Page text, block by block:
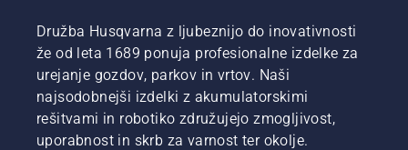
Družba Husqvarna z ljubeznijo do inovativnosti
že od leta 1689 ponuja profesionalne izdelke za
urejanje gozdov, parkov in vrtov. Naši
najsodobnejši izdelki z akumulatorskimi
rešitvami in robotiko združujejo zmogljivost,
uporabnost in skrb za varnost ter okolje.